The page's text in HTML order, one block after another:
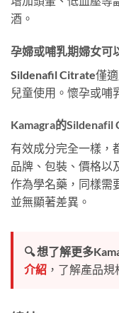
酒。
孕婦或哺乳期婦女可
Sildenafil Citrate僅
兒童使用。懷孕或哺
Kamagra的Sildenafil
有效成分完全一樣，
品牌、包裝、價格以
作為學名藥，同樣需
並無顯著差異。
🔍 想了解更多
介紹 ，了解產品